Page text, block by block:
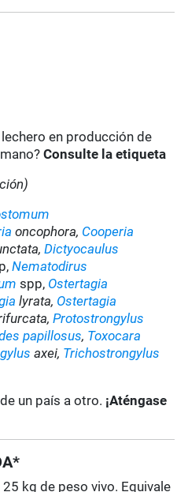
en producción de
Consulte la etiqueta
oncophora, Cooperia
Dictyocaulus
Nematodirus
spp, Ostertagia
lyrata, Ostertagia
Protostrongylus
papillosus, Toxocara
axei, Trichostrongylus
un país a otro. ¡Aténgase
kg de peso vivo. Equivale